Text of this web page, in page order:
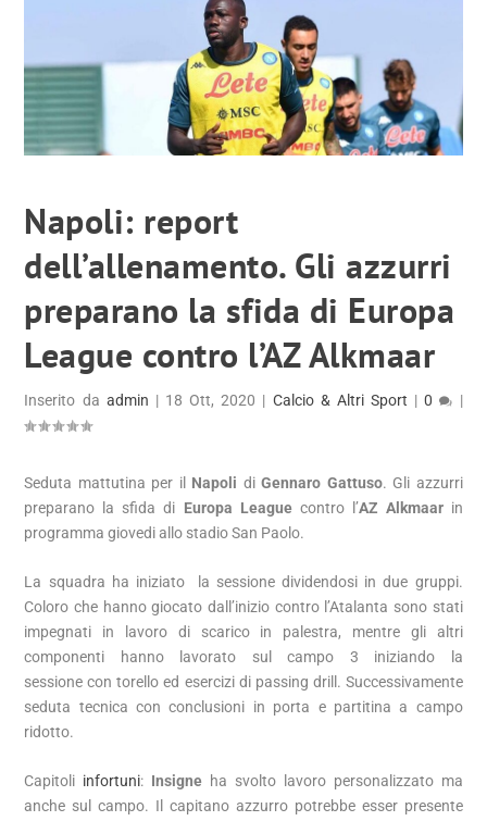
Napoli: report
dell’allenamento. Gli azzurri
preparano la sfida di Europa
League contro l’AZ Alkmaar
Inserito da admin | 18 Ott, 2020 | Calcio & Altri Sport |0 |
Seduta mattutina per il Napoli diGennaro Gattuso. Gli azzurri
preparano la sfida di Europa Leaguecontro l’AZ Alkmaarin
programma giovedi allo stadio San Paolo.
La squadra ha iniziato la sessione dividendosi in due gruppi.
Coloro che hanno giocato dall’inizio contro l’Atalanta sono stati
impegnati in lavoro di scarico in palestra, mentre gli altri
componenti hanno lavorato sul campo 3 iniziando la
sessione con torello ed esercizi di passing drill. Successivamente
seduta tecnica con conclusioni in porta e partitina a campo
ridotto.
Capitoli infortuni: Insigne ha svolto lavoro personalizzato ma
anche sul campo. Il capitano azzurro potrebbe esser presente